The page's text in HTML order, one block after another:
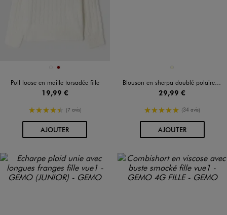
Disponible en 2 coloris
BLANCBORDEAUX
Pull loose en maille torsadée fille
19,99 €
4.5/5 de moyenne
(7 avis)
AJOUTERAU PANIER
Blouson en sherpa doublé polaire à col montant fille
29,99 €
5/5 de moyenne
(34 avis)
AJOUTERAU PANIER